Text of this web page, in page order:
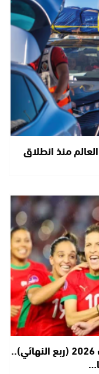
العالم منذ انطلاق
كأس أمم إفريقيا للسيدات – المغرب 2026 (ربع النهائي)..